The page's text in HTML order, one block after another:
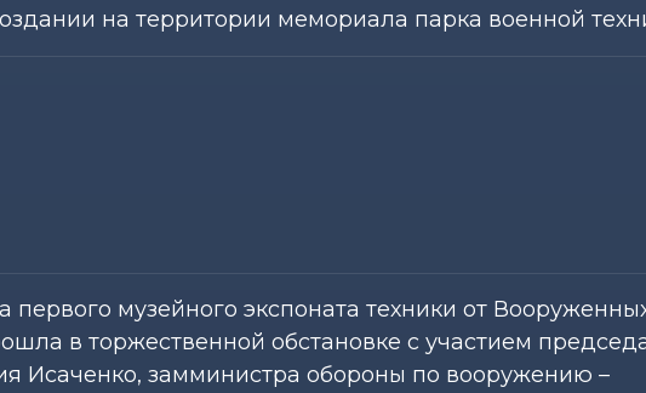
на территории мемориала парка военной
первого музейного экспоната техники от
в торжественной обстановке с участием
Исаченко, замминистра обороны по вооружению –